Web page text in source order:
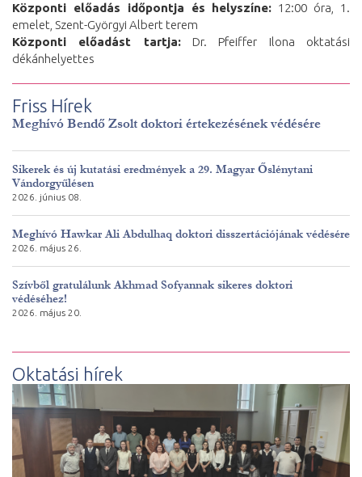
Központi előadás időpontja és helyszíne: 12:00 óra, 1.
emelet, Szent-Györgyi Albert terem
Központi előadást tartja:Dr. Pfeiffer Ilona oktatási
dékánhelyettes
Friss Hírek
Meghívó Bendő Zsolt doktori értekezésének védésére
Sikerek és új kutatási eredmények a 29. Magyar Őslénytani
Vándorgyűlésen
2026. június 08.
Meghívó Hawkar Ali Abdulhaq doktori disszertációjának védésére
2026. május 26.
Szívből gratulálunk Akhmad Sofyannak sikeres doktori
védéséhez!
2026. május 20.
Oktatási hírek